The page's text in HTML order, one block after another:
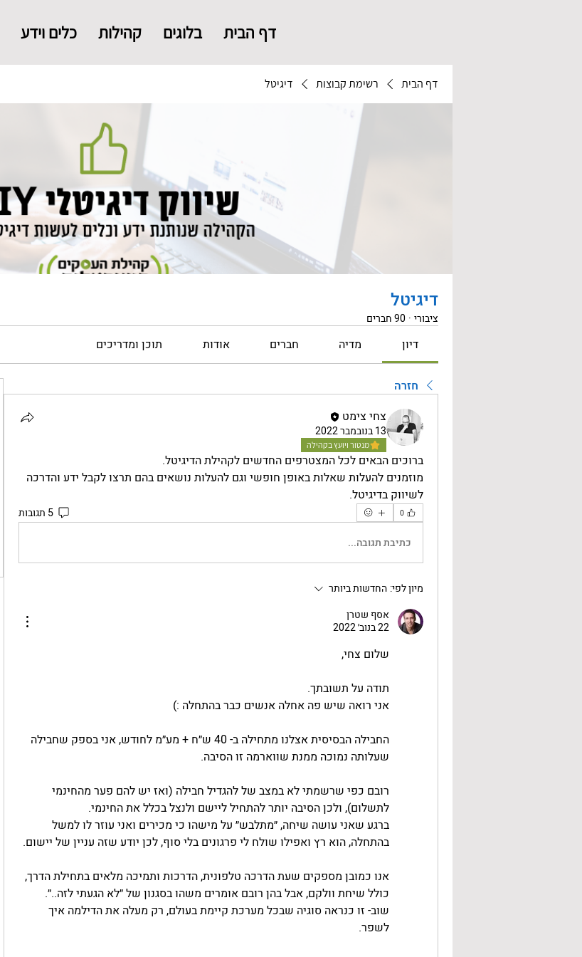
דף הבית בלוגים קהילות כלים וידע
דף הבית רשימת קבוצות דיגיטל
דיגיטל
ציבורי · 90 חברים
דיון מדיה חברים אודות תוכן ומדריכים
חזרה
צחי צימט
13 בנובמבר 2022
מנטור ויועץ בקהילה
ברוכים הבאים לכל המצטרפים החדשים לקהילת הדיגיטל.
לשיווק בדיגיטל.
0
5 תגובות
כתיבת תגובה...
מיון לפי: החדשות ביותר
אסף שטרן
22 בנוב׳ 2022
שלום צחי,
תודה על תשובתך.
אני רואה שיש פה אחלה אנשים כבר בהתחלה :)
שעלותה נמוכה ממנת שווארמה זו הסיבה.
לתשלום), ולכן הסיבה יותר להתחיל ליישם ולנצל בכלל את החינמי.
בהתחלה, הוא רץ ואפילו שולח לי פרגונים בלי סוף, לכן יודע שזה עניין של יישום.
כולל שיחת וולקם, אבל בהן רובם אומרים משהו בסגנון של ״לא הגעתי לזה..״.
לשפר.